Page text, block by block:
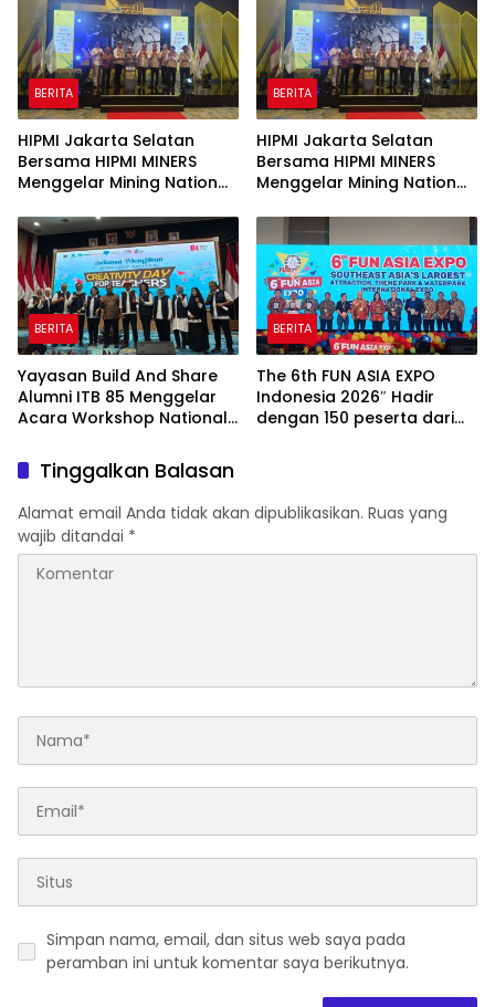
BERITA
HIPMI Jakarta Selatan
Bersama HIPMI MINERS
Menggelar Mining Nation
Indah Golf Jakarta
BERITA
HIPMI Jakarta Selatan
Bersama HIPMI MINERS
Menggelar Mining Nation
Indah Golf Jakarta
BERITA
Yayasan Build And Share
Alumni ITB 85 Menggelar
Acara Workshop National
2026 & Dibuka Resmi
Pramono Anung (Gubernur
DKI Jakarta)
BERITA
The 6th FUN ASIA EXPO
Indonesia 2026″ Hadir
dengan 150 peserta dari
di Tanah Air
Tinggalkan Balasan
Alamat email Anda tidak akan dipublikasikan. Ruas yang
wajib ditandai *
Simpan nama, email, dan situs web saya pada
peramban ini untuk komentar saya berikutnya.